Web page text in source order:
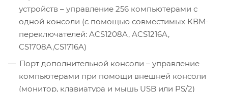
устройств – управление 256 компьютерами с
одной консоли (с помощью совместимых КВМ-
переключателей: ACS1208A, ACS1216A,
CS1708A,CS1716A)
Порт дополнительной консоли – управление
компьютерами при помощи внешней консоли
(монитор, клавиатура и мышь USB или PS/2)